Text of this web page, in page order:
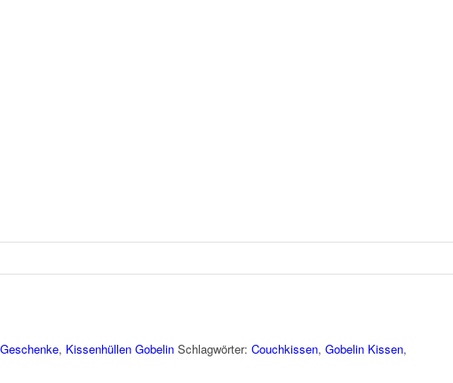
, Kissenhüllen Gobelin Schlagwörter: Couchkissen, Gobelin Kissen,